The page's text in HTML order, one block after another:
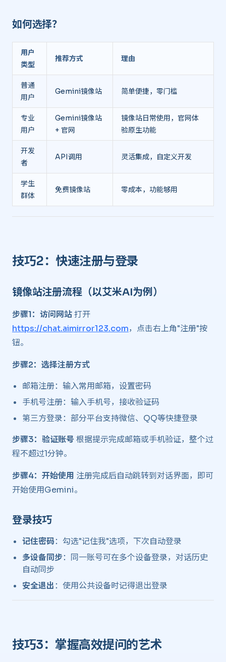
如何选择？ ​
用户
类型
推荐方式 理由
普通
用户
Gemini镜像站 简单便捷，零门槛
专业
用户
Gemini镜像站
+ 官网
镜像站日常使用，官网体
验原生功能
开发
者
API调用 灵活集成，自定义开发
学生
群体
免费镜像站 零成本，功能够用
技巧2：快速注册与登录 ​
镜像站注册流程（以艾米AI为例） ​
步骤1：访问网站打开
https://chat.aimirror123.com，点击右上角"注册"按
钮。
步骤2：选择注册方式
邮箱注册：输入常用邮箱，设置密码
手机号注册：输入手机号，接收验证码
第三方登录：部分平台支持微信、QQ等快捷登录
步骤3：验证账号 根据提示完成邮箱或手机验证，整个过
程不超过1分钟。
步骤4：开始使用 注册完成后自动跳转到对话界面，即可
开始使用Gemini。
登录技巧 ​
记住密码：勾选"记住我"选项，下次自动登录
多设备同步：同一账号可在多个设备登录，对话历史
自动同步
安全退出 ：使用公共设备时记得退出登录
技巧3：掌握高效提问的艺术 ​